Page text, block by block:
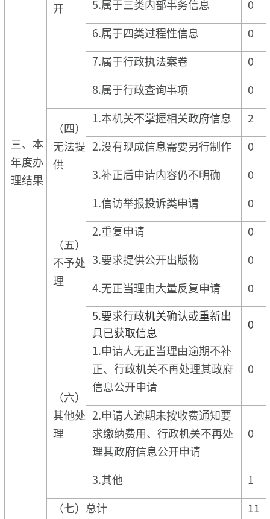
三、本
年度办
理结果
开
5.属于三类内部事务信息
0
6.属于四类过程性信息
0
7.属于行政执法案卷
0
8.属于行政查询事项
0
（四）
无法提
供
1.本机关不掌握相关政府信息 2
2.没有现成信息需要另行制作
0
3.补正后申请内容仍不明确
0
（五）
不予处
理
1.信访举报投诉类申请 0
2.重复申请
0
3.要求提供公开出版物
0
4.无正当理由大量反复申请
0
5.要求行政机关确认或重新出
具已获取信息
0
（六）
其他处
理
1.申请人无正当理由逾期不补
正、行政机关不再处理其政府
信息公开申请
0
2.申请人逾期未按收费通知要
求缴纳费用、行政机关不再处
理其政府信息公开申请
0
3.其他 1
（七）总计
11